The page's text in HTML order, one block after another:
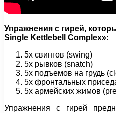
Упражнения с гирей,
Single Kettlebell Complex»:
5х свингов (swing)
5х рывков (snatch)
5х подъемов на грудь
5x фронтальных
5x армейских жимов
Упражнения с гирей